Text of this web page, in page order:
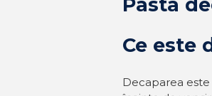
Pasta
Ce este
Decaparea